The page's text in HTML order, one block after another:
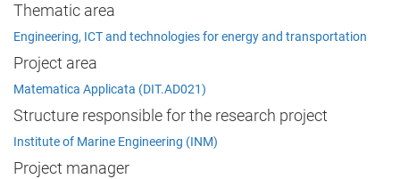
Thematic area
Engineering, ICT and technologies for energy and transportation
Project area
Matematica Applicata (DIT.AD021)
Structure responsible for the research project
Institute of Marine Engineering (INM)
Project manager